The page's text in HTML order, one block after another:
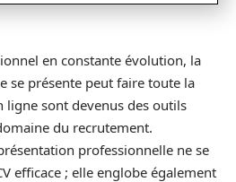
en constante évolution, la
se présente peut faire toute la
ligne sont devenus des outils
du recrutement.
professionnelle ne se
efficace ; elle englobe également